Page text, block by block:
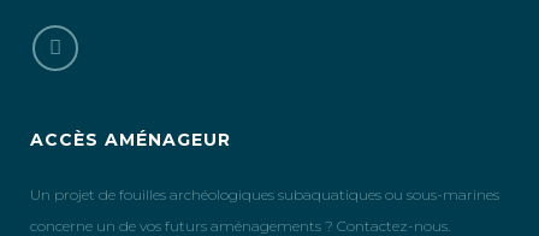
ACCÈS AMÉNAGEUR
Un projet de fouilles archéologiques subaquatiques ou sous-marines
concerne un de vos futurs aménagements ? Contactez-nous.